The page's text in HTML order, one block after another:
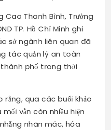
Cao Thanh Bình, Trưởng
TP. Hồ Chí Minh ghi
sở ngành liên quan đã
tác quản lý an toàn
phố trong thời
rằng, qua các buổi khảo
vẫn còn nhiều hiện
nhãn mác, hóa